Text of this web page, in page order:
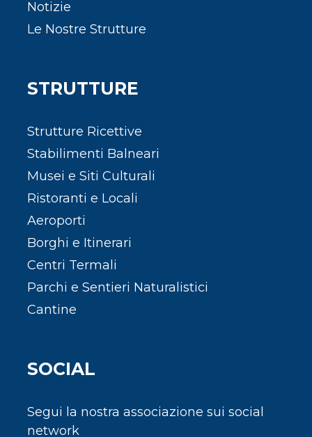
Notizie
Le Nostre Strutture
STRUTTURE
Strutture Ricettive
Stabilimenti Balneari
Musei e Siti Culturali
Ristoranti e Locali
Aeroporti
Borghi e Itinerari
Centri Termali
Parchi e Sentieri Naturalistici
Cantine
SOCIAL
Segui la nostra associazione sui social
network